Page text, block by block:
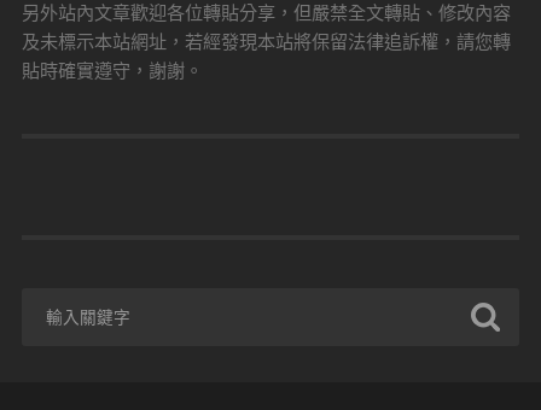
另外站內文章歡迎各位轉貼分享，但嚴禁全文轉貼、修改內容
及未標示本站網址，若經發現本站將保留法律追訴權，請您轉
貼時確實遵守，謝謝。